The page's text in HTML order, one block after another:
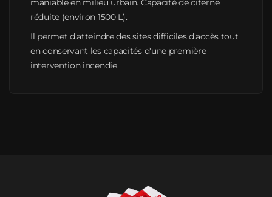
maniable en milieu urbain. Capacité de citerne
réduite (environ 1500 L).
Il permet d'atteindre des sites difficiles d'accès tout
en conservant les capacités d'une première
intervention incendie.